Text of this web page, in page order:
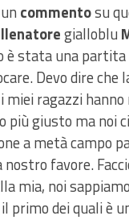
commentosu
gialloblu
è stata una
Devo dire che
ragazzi
più giusto ma noi
a metà campo
favore.
mia, noi
dei quali è